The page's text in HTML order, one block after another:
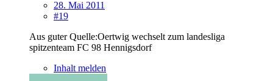
28. Mai 2011
#19
Aus guter Quelle:Oertwig wechselt zum landesliga
spitzenteam FC 98 Hennigsdorf
Inhalt melden